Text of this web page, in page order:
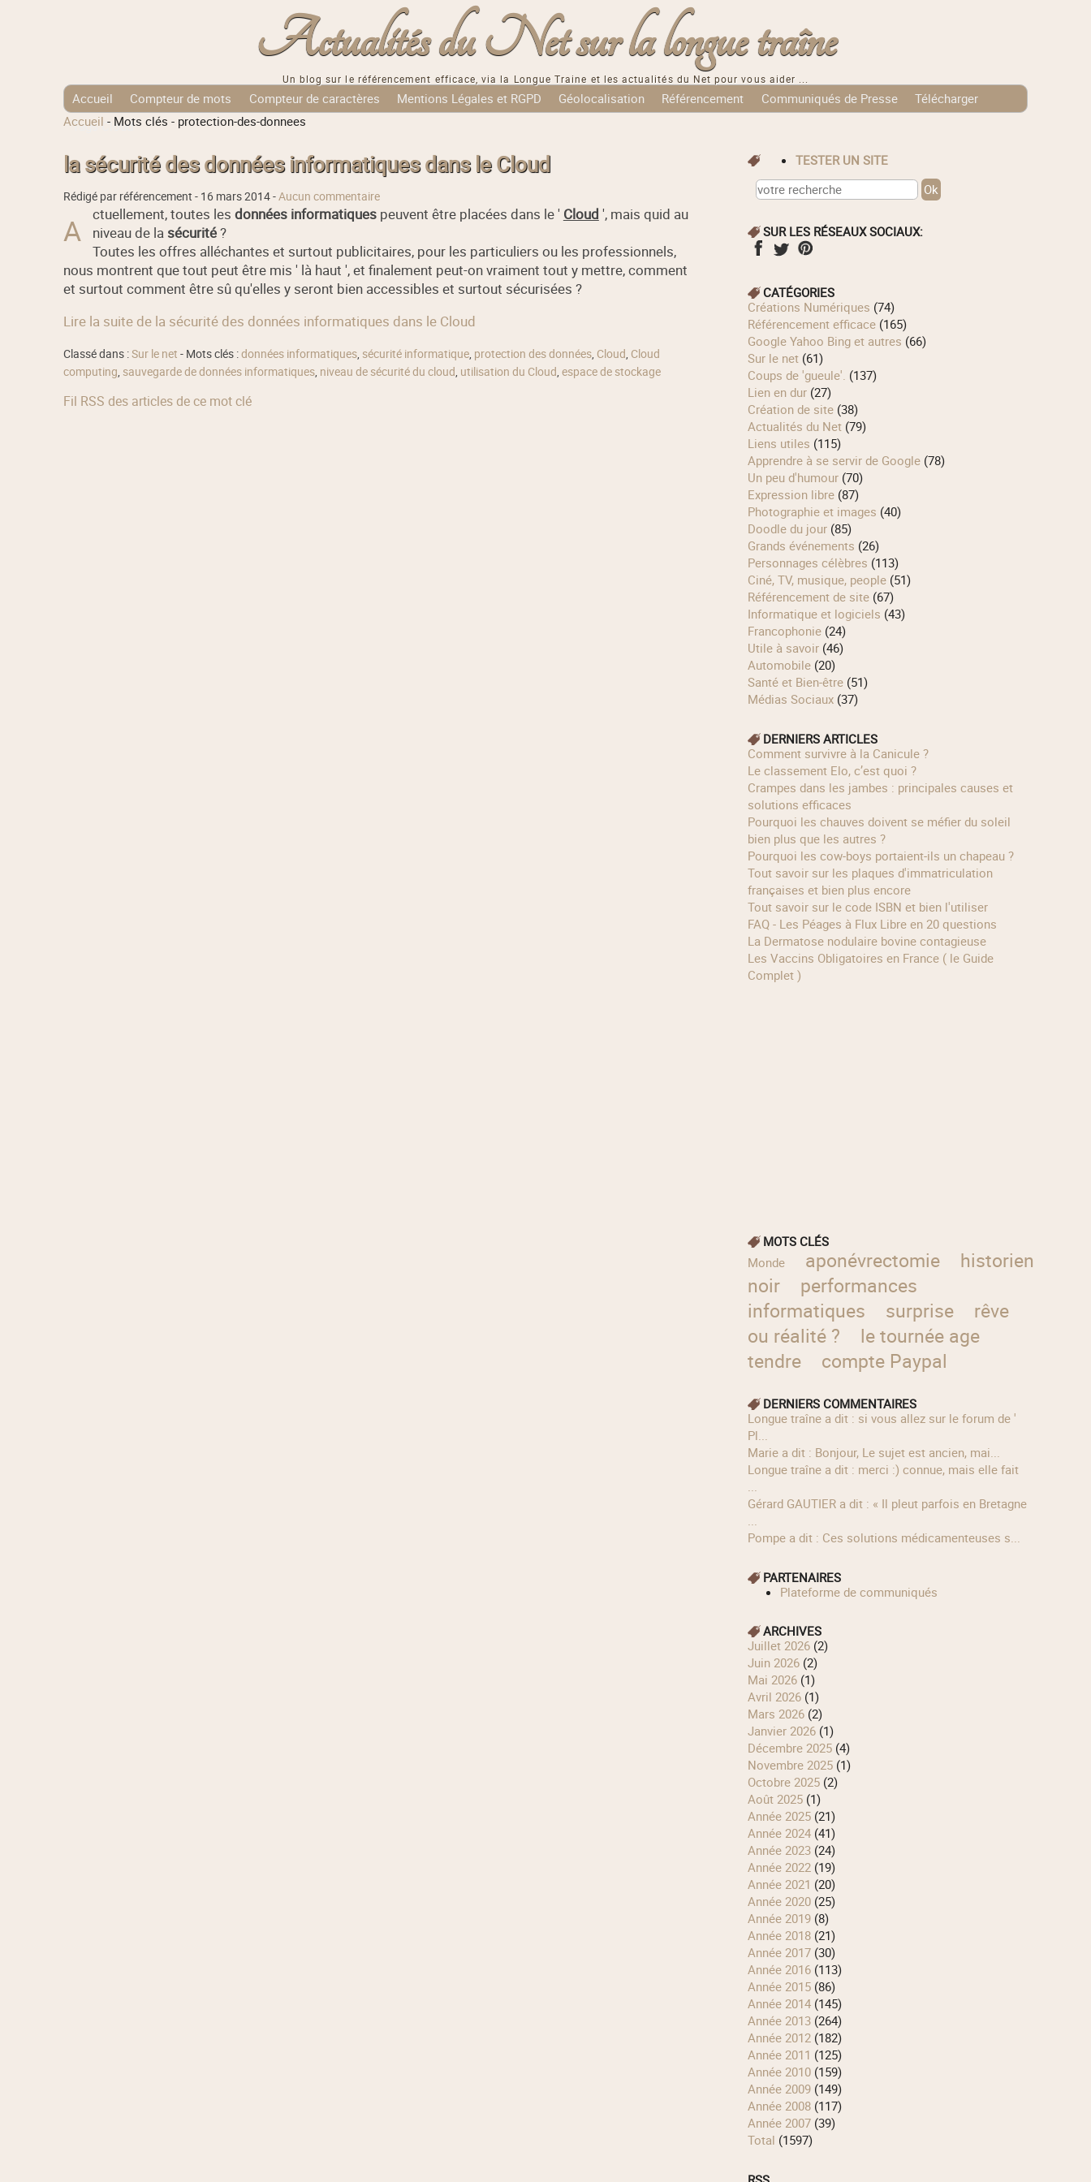
Actualités du Net sur la longue traîne
Un blog sur le référencement efficace, via la Longue Traine et les actualités du Net pour vous aider ...
Accueil Compteur de mots Compteur de caractères Mentions Légales et RGPD Géolocalisation Référencement Communiqués de Presse
Télécharger
Tags Cloud
Accueil - Mots clés - protection-des-donnees
la sécurité des données informatiques dans le Cloud
Rédigé par référencement - 16 mars 2014-Aucun commentaire
A ctuellement, toutes les données informatiquespeuvent être placées dans le ' Cloud ', mais quid au
niveau de la sécurité?
Toutes les offres alléchantes et surtout publicitaires, pour les particuliers ou les professionnels,
nous montrent que tout peut être mis ' là haut ', et finalement peut-on vraiment tout y mettre, comment
et surtout comment être sû qu'elles y seront bien accessibles et surtout sécurisées ?
Lire la suite de la sécurité des données informatiques dans le Cloud
Classé dans :Sur le net - Mots clés :données informatiques, sécurité informatique, protection des données, Cloud, Cloud
computing, sauvegarde de données informatiques, niveau de sécurité du cloud, utilisation du Cloud, espace de stockage
Fil RSS des articles de ce mot clé
TESTER UN SITE
SUR LES RÉSEAUX SOCIAUX:
CATÉGORIES
Créations Numériques (74)
Référencement efficace(165)
Google Yahoo Bing et autres (66)
Sur le net(61)
Coups de 'gueule'. (137)
Lien en dur(27)
Création de site(38)
Actualités du Net(79)
Liens utiles (115)
Apprendre à se servir de Google(78)
Un peu d'humour(70)
Expression libre(87)
Photographie et images (40)
Doodle du jour(85)
Grands événements (26)
Personnages célèbres (113)
Ciné, TV, musique, people(51)
Référencement de site(67)
Informatique et logiciels (43)
Francophonie(24)
Utile à savoir(46)
Automobile(20)
Santé et Bien-être(51)
Médias Sociaux(37)
DERNIERS ARTICLES
Comment survivre à la Canicule ?
Le classement Elo, c’est quoi ?
Crampes dans les jambes : principales causes et
solutions efficaces
Pourquoi les chauves doivent se méfier du soleil
bien plus que les autres ?
Pourquoi les cow‑boys portaient‑ils un chapeau ?
Tout savoir sur les plaques d'immatriculation
françaises et bien plus encore
Tout savoir sur le code ISBN et bien l'utiliser
FAQ - Les Péages à Flux Libre en 20 questions
La Dermatose nodulaire bovine contagieuse
Les Vaccins Obligatoires en France ( le Guide
Complet )
MOTS CLÉS
Monde
aponévrectomie historien
noir
performances
informatiques
surprise
rêve
ou réalité ?
le tournée age
tendre
compte Paypal
DERNIERS COMMENTAIRES
longue traîne a dit : si vous allez sur le forum de '
Pl...
Marie a dit : Bonjour, Le sujet est ancien, mai...
longue traîne a dit : merci :) connue, mais elle fait
...
Gérard GAUTIER a dit : « Il pleut parfois en Bretagne
...
Pompe a dit : Ces solutions médicamenteuses s...
PARTENAIRES
Plateforme de communiqués
ARCHIVES
juillet 2026(2)
juin 2026(2)
mai 2026(1)
avril 2026(1)
mars 2026(2)
janvier 2026(1)
décembre 2025(4)
novembre 2025(1)
octobre 2025(2)
août 2025(1)
année 2025(21)
année 2024(41)
année 2023(24)
année 2022(19)
année 2021 (20)
année 2020(25)
année 2019(8)
année 2018(21)
année 2017(30)
année 2016(113)
année 2015(86)
année 2014(145)
année 2013(264)
année 2012(182)
année 2011 (125)
année 2010(159)
année 2009(149)
année 2008(117)
année 2007(39)
total (1597)